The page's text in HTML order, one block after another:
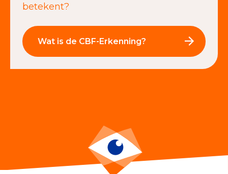
betekent?
Wat is de CBF-Erkenning?